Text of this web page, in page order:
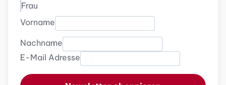
Frau
Vorname
Nachname
E-Mail Adresse